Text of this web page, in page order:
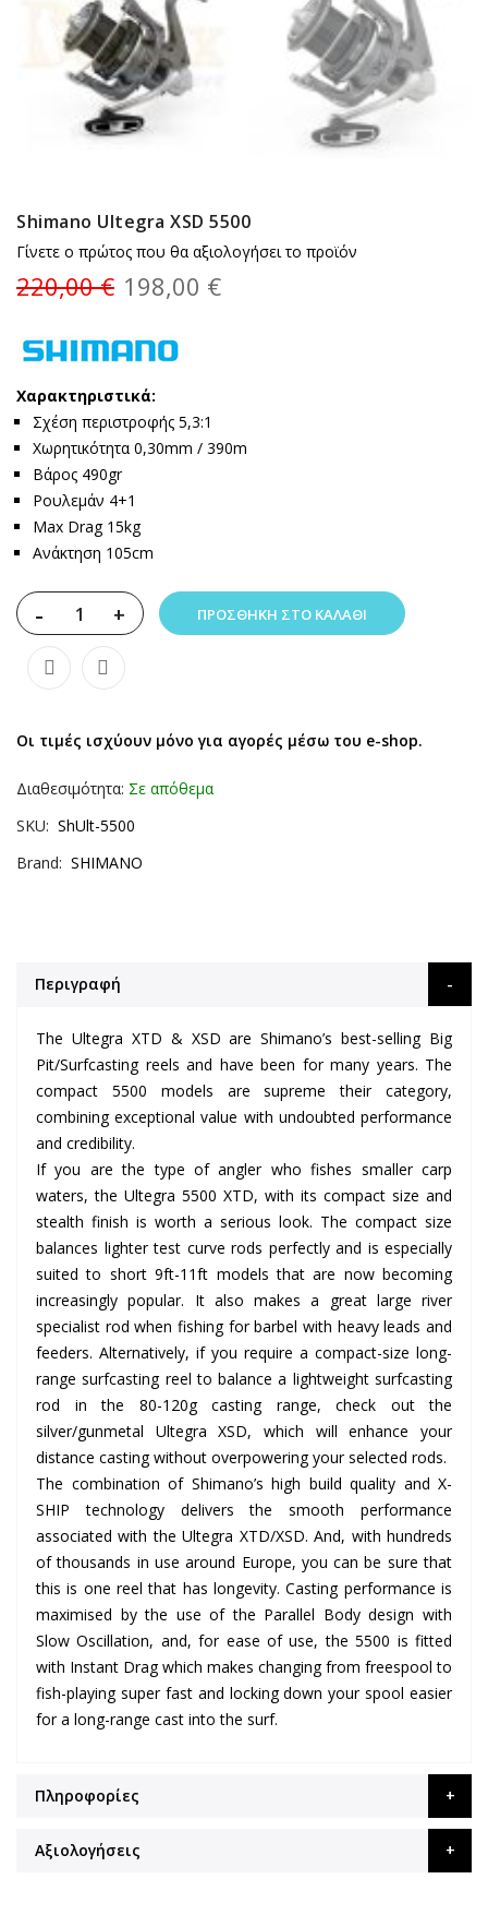
Shimano Ultegra XSD 5500
Γίνετε ο πρώτος που θα αξιολογήσει το προϊόν
198,00 €
220,00 €
Χαρακτηριστικά:
Σχέση περιστροφής 5,3:1
Χωρητικότητα 0,30mm / 390m
Βάρος 490gr
Ρουλεμάν 4+1
Max Drag 15kg
Ανάκτηση 105cm
- + ΠΡΟΣΘΉΚΗ ΣΤΟ ΚΑΛΆΘΙ
Οι τιμές ισχύουν μόνο για αγορές μέσω του e-shop.
Διαθεσιμότητα: Σε απόθεμα
SKU
ShUlt-5500
Brand
SHIMANO
Περιγραφή
The Ultegra XTD & XSD are Shimano’s best-selling Big
Pit/Surfcasting reels and have been for many years. The
compact 5500 models are supreme their category,
combining exceptional value with undoubted performance
and credibility.
If you are the type of angler who fishes smaller carp
waters, the Ultegra 5500 XTD, with its compact size and
stealth finish is worth a serious look. The compact size
balances lighter test curve rods perfectly and is especially
suited to short 9ft-11ft models that are now becoming
increasingly popular. It also makes a great large river
specialist rod when fishing for barbel with heavy leads and
feeders. Alternatively, if you require a compact-size long-
range surfcasting reel to balance a lightweight surfcasting
rod in the 80-120g casting range, check out the
silver/gunmetal Ultegra XSD, which will enhance your
distance casting without overpowering your selected rods.
The combination of Shimano’s high build quality and X-
SHIP technology delivers the smooth performance
associated with the Ultegra XTD/XSD. And, with hundreds
of thousands in use around Europe, you can be sure that
this is one reel that has longevity. Casting performance is
maximised by the use of the Parallel Body design with
Slow Oscillation, and, for ease of use, the 5500 is fitted
with Instant Drag which makes changing from freespool to
fish-playing super fast and locking down your spool easier
for a long-range cast into the surf.
Πληροφορίες
Αξιολογήσεις